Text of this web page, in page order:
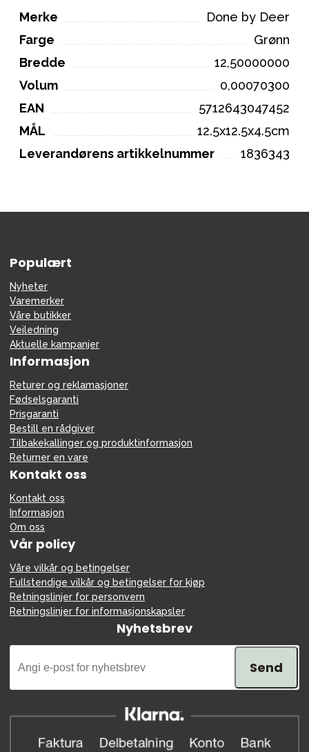
Merke
Done by Deer
Farge
Grønn
Bredde
12,50000000
Volum
0,00070300
EAN
5712643047452
MÅL
12.5x12.5x4.5cm
Leverandørens artikkelnummer
1836343
Populært
Nyheter
Varemerker
Våre butikker
Veiledning
Aktuelle kampanjer
Informasjon
Returer og reklamasjoner
Fødselsgaranti
Prisgaranti
Bestill en rådgiver
Tilbakekallinger og produktinformasjon
Returner en vare
Kontakt oss
Kontakt oss
Informasjon
Om oss
Vår policy
Våre vilkår og betingelser
Fullstendige vilkår og betingelser for kjøp
Retningslinjer for personvern
Retningslinjer for informasjonskapsler
Nyhetsbrev
Send